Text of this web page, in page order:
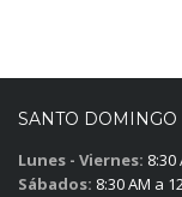
SANTO
Lunes - Viernes: 8:30
Sábados: 8:30 AM a